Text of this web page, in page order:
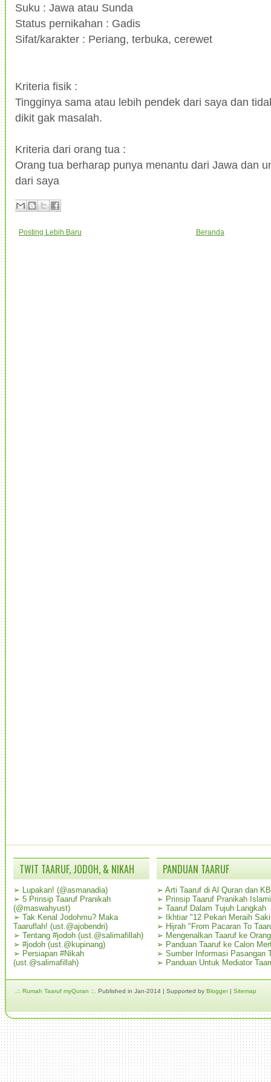
Suku : Jawa atau Sunda
Status pernikahan : Gadis
Sifat/karakter : Periang, terbuka, cerewet
Kriteria fisik :
Tingginya sama atau lebih pendek dari saya dan
dikit gak masalah.
Kriteria dari orang tua :
Orang tua berharap punya menantu dari Jawa dan
dari saya
Posting Lebih Baru Beranda
TWIT TAARUF, JODOH, & NIKAH
➢ Lupakan! (@asmanadia)
➢ 5 Prinsip Taaruf Pranikah
(@maswahyust)
➢ Tak Kenal Jodohmu? Maka
Taaruflah! (ust.@ajobendri)
➢ Tentang #jodoh (ust.@salimafillah)
➢ #jodoh (ust.@kupinang)
➢ Persiapan #Nikah
(ust.@salimafillah)
PANDUAN TAARUF
➢ Arti Taaruf di Al Quran dan
➢ Prinsip Taaruf Pranikah Islami
➢ Taaruf Dalam Tujuh Langkah
➢
Ikhtiar "12 Pekan Meraih
➢ Hijrah "From Pacaran To
➢ Mengenalkan Taaruf ke
➢ Panduan Taaruf ke Calon
➢ Sumber Informasi Pasangan
➢ Panduan Untuk Mediator
.:: Rumah Taaruf myQuran ::. Published in Jan-2014 | Supported by Blogger| Sitemap